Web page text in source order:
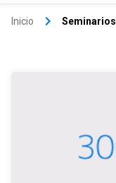
Inicio keyboard_arrow_right Seminarios